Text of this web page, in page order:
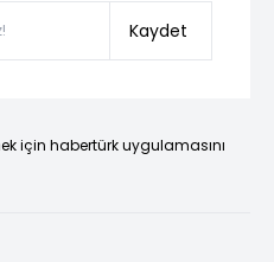
Kaydet
için habertürk uygulamasını